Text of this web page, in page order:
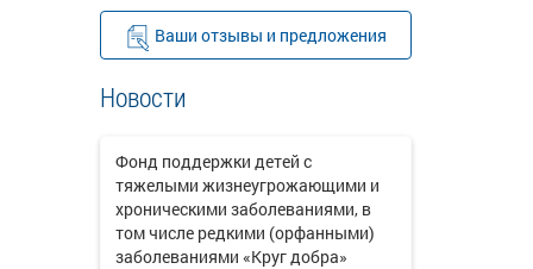
Ваши отзывы и предложения
Новости
Фонд поддержки детей с
тяжелыми жизнеугрожающими и
хроническими заболеваниями, в
том числе редкими (орфанными)
заболеваниями «Круг добра»